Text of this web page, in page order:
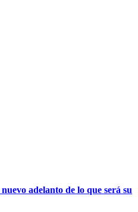
adelanto de lo que será su